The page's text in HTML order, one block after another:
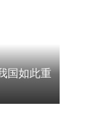
国如此重